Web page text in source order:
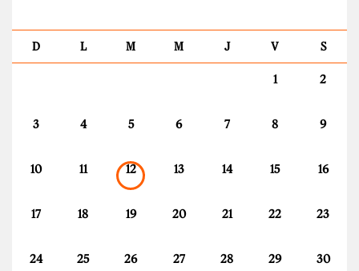
D L M M J V S
1 2
3 4 5 6 7 8 9
10 11 12 13 14 15 16
17 18 19 20 21 22 23
24 25 26 27 28 29 30